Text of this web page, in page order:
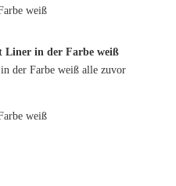
Liner in der Farbe weiß
der Farbe weiß alle zuvor